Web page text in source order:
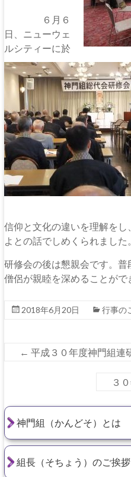
６月６
日、ニューウェ
ルシティーに於
信仰と文化の違いを理解を
よとの話でしめくられました。
研修会の後は懇親会です。
僧侶が親睦を深めることがで
2018年6月20日 行事の
← 平成３０年度神門組連
３
神門組（かんどそ）とは
組長（そちょう）のご挨拶